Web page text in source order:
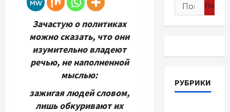
Зачастую о политиках
можно сказать, что они
изумительно владеют
речью, не наполненной
мыслью:
зажигая людей словом,
лишь обкуривают их
РУБРИКИ